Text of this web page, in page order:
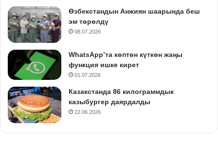
Өзбекстандын Анжиян шаарында беш
эм төрөлдү
08.07.2026
WhatsApp’та көптөн күткөн жаңы
функция ишке кирет
01.07.2026
Казакстанда 86 килограммдык
казыбургер даярдалды
22.06.2026